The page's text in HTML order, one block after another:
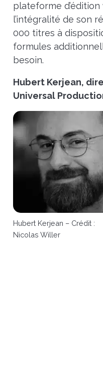
plateforme d’édition
l’intégralité de son
000 titres à
formules
besoin.
Hubert Kerjean,
Universal
Hubert Kerjean – Crédit :
Nicolas Willer